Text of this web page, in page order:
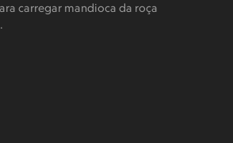
carregar mandioca da roça